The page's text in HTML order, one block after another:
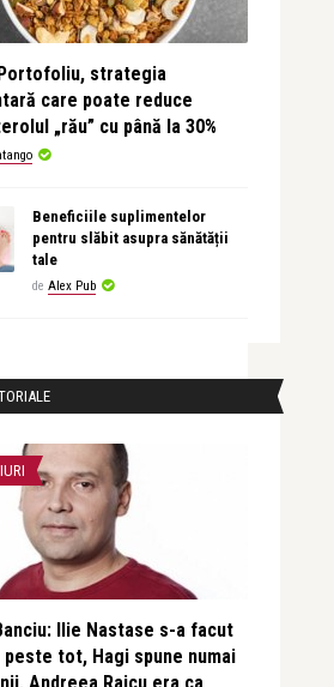
strategia
care poate reduce
„rău” cu până la 30%
Beneficiile suplimentelor
pentru slăbit asupra sănătății
tale
de Alex Pub
Ilie Nastase s-a facut
peste tot, Hagi spune numai